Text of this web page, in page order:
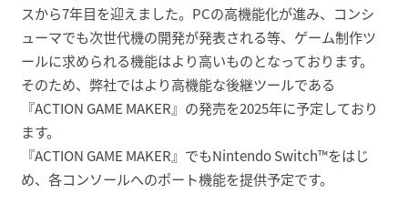
スから7年目を迎えました。PCの高機能化が進み、コンシ
ューマでも次世代機の開発が発表される等、ゲーム制作ツ
ールに求められる機能はより高いものとなっております。
そのため、弊社ではより高機能な後継ツールである
『ACTION GAME MAKER』の発売を2025年に予定しており
ます。
『ACTION GAME MAKER』でもNintendo Switch™をはじ
め、各コンソールへのポート機能を提供予定です。